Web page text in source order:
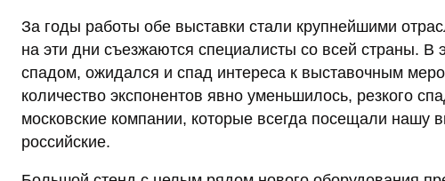
За годы работы обе выставки стали крупнейшими
на эти дни съезжаются специалисты со всей страны. В
спадом, ожидался и спад интереса к выставочным
количество экспонентов явно уменьшилось, резкого
московские компании, которые всегда посещали нашу
российские.